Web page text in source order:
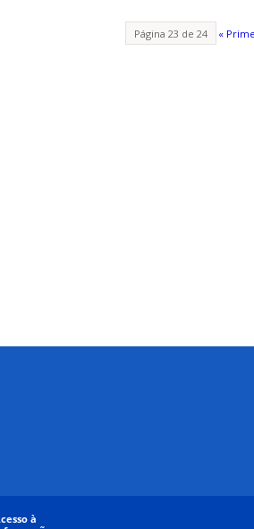
Página 23 de 24 «